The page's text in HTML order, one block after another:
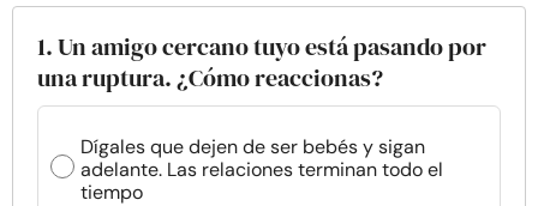
Ayuda
Cursos
Recursos
1. Un amigo cercano tuyo está pasando por
una ruptura. ¿Cómo reaccionas?
Dígales que dejen de ser bebés y sigan
adelante. Las relaciones terminan todo el
tiempo